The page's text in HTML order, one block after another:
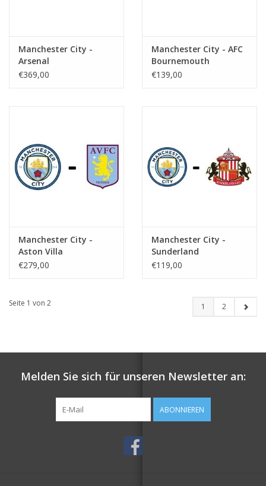
Manchester City -
Arsenal
€369,00
Manchester City - AFC
Bournemouth
€139,00
Manchester City -
Aston Villa
€279,00
Manchester City -
Sunderland
€119,00
Seite 1 von 2 1 2
Melden Sie sich für unseren Newsletter an:
ABONNIEREN